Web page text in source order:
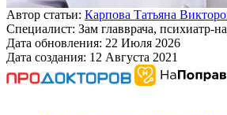
Автор статьи: Карпова Татьяна
Специалист: Зам главврача, психиатр-
Дата обновления: 22 Июля 2026
Дата создания: 12 Августа 2021